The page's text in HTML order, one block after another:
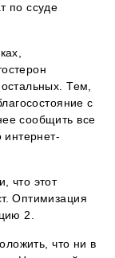
по ссуде
Тем,
с
сообщить все
интернет-
что этот
Оптимизация
2.
что ни в